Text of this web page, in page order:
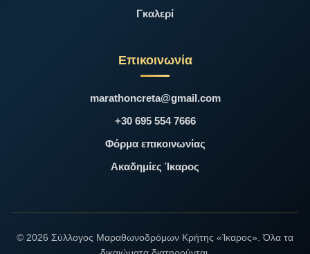
Γκαλερί
Επικοινωνία
marathoncreta@gmail.com
+30 695 554 7666
Φόρμα επικοινωνίας
Ακαδημίες Ίκαρος
© 2026 Σύλλογος Μαραθωνοδρόμων Κρήτης «Ίκαρος». Όλα τα